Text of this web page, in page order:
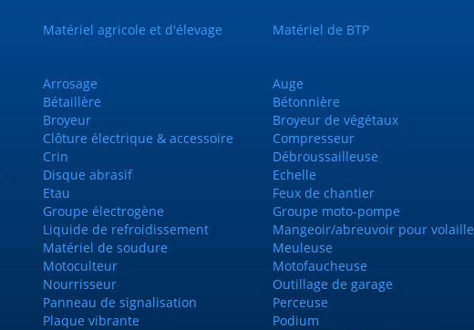
Matériel agricole et d'élevage Matériel de BTP
Arrosage Auge
Bétaillère Bétonnière
Broyeur Broyeur de végétaux
Clôture électrique & accessoire Compresseur
Crin Débroussailleuse
Disque abrasif Echelle
Etau Feux de chantier
Groupe électrogène Groupe moto-pompe
Liquide de refroidissement Mangeoir/abreuvoir pour volaille
Matériel de soudure Meuleuse
Motoculteur Motofaucheuse
Nourrisseur Outillage de garage
Panneau de signalisation Perceuse
Plaque vibrante Podium